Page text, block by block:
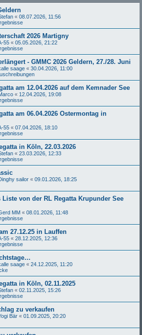
« 08.07.2026, 11:56
2026 Martigny
55 « 05.05.2026, 21:22
- GMMC 2026 Geldern, 27./28. Juni
saage « 30.04.2026, 11:00
am 12.04.2026 auf dem Kemnader See
« 12.04.2026, 19:08
am 06.04.2026 Ostermontag in
55 « 07.04.2026, 18:10
in Köln, 22.03.2026
« 23.03.2026, 12:33
sailor « 09.01.2026, 18:25
Liste von der RL Regatta Krupunder See
MM « 08.01.2026, 11:48
27.12.25 in Lauffen
55 « 28.12.2025, 12:36
saage « 24.12.2025, 11:20
in Köln, 02.11.2025
« 02.11.2025, 15:26
zu verkaufen
Bär « 01.09.2025, 20:20